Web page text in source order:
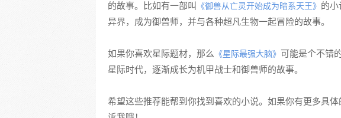
的故事。比如有一部叫
《御兽从亡灵开始成为暗系天王》 的小
异界，成为御兽师，并与各种超凡生物一起冒险的故事。
如果你喜欢星际题材，那么 《星际最强大脑》 可能是个不错
星际时代，逐渐成长为机甲战士和御兽师的故事。
希望这些推荐能帮到你找到喜欢的小说。如果你有更多具